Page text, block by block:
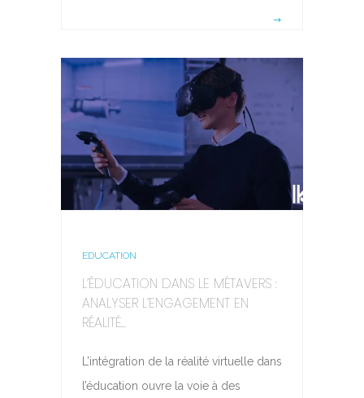
EDUCATION
L’ÉDUCATION DANS LE MÉTAVERS :
ANALYSER L’ENGAGEMENT EN
RÉALITÉ...
L’intégration de la réalité virtuelle dans
l’éducation ouvre la voie à des